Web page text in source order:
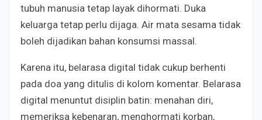
tubuh manusia tetap layak dihormati. Duka
keluarga tetap perlu dijaga. Air mata sesama tidak
boleh dijadikan bahan konsumsi massal.
Karena itu, belarasa digital tidak cukup berhenti
pada doa yang ditulis di kolom komentar. Belarasa
digital menuntut disiplin batin: menahan diri,
memeriksa kebenaran, menghormati korban,